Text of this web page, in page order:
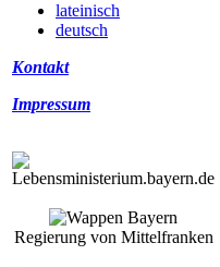
lateinisch
deutsch
Kontakt
Impressum
Regierung von Mittelfranken